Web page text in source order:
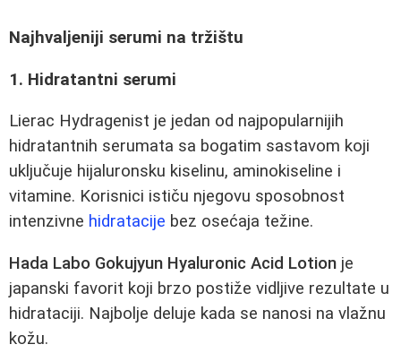
Najhvaljeniji serumi na tržištu
1. Hidratantni serumi
Lierac Hydragenist je jedan od najpopularnijih
hidratantnih serumata sa bogatim sastavom koji
uključuje hijaluronsku kiselinu, aminokiseline i
vitamine. Korisnici ističu njegovu sposobnost
intenzivne hidratacije bez osećaja težine.
Hada Labo Gokujyun Hyaluronic Acid Lotion je
japanski favorit koji brzo postiže vidljive rezultate u
hidrataciji. Najbolje deluje kada se nanosi na vlažnu
kožu.